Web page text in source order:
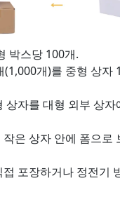
박스당 100개.
(1,000개)를 중형 상자
상자를 대형 외부 상
은 상자 안에 폼으로
포장하거나 정전기